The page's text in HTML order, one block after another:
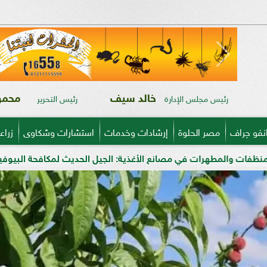
رئيس مجلس الإدارة خالد سيف رئيس التحرير
انفو جراف مصر الحلوة إرشادات وخدمات استشارات وشكاوى
الجيل الحديث لمكافحة البيوفيلم في قطاعي الألبان واللحوم